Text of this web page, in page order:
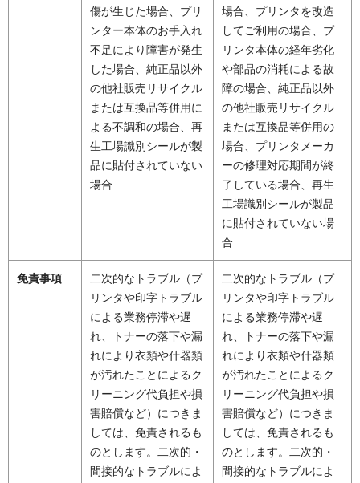
傷が生じた場合、プリ
ンター本体のお手入れ
不足により障害が発生
した場合、純正品以外
の他社販売リサイクル
または互換品等併用に
よる不調和の場合、再
生工場識別シールが製
品に貼付されていない
場合
場合、プリンタを改造
してご利用の場合、プ
リンタ本体の経年劣化
や部品の消耗による故
障の場合、純正品以外
の他社販売リサイクル
または互換品等併用の
場合、プリンタメーカ
ーの修理対応期間が終
了している場合、再生
工場識別シールが製品
に貼付されていない場
合
免責事項
二次的なトラブル（プ
リンタや印字トラブル
による業務停滞や遅
れ、トナーの落下や漏
れにより衣類や什器類
が汚れたことによるク
リーニング代負担や損
害賠償など）につきま
しては、免責されるも
のとします。二次的・
間接的なトラブルによ
二次的なトラブル（プ
リンタや印字トラブル
による業務停滞や遅
れ、トナーの落下や漏
れにより衣類や什器類
が汚れたことによるク
リーニング代負担や損
害賠償など）につきま
しては、免責されるも
のとします。二次的・
間接的なトラブルによ